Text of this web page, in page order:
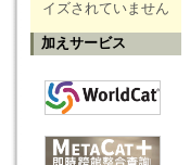
イズされていません
加えサービス